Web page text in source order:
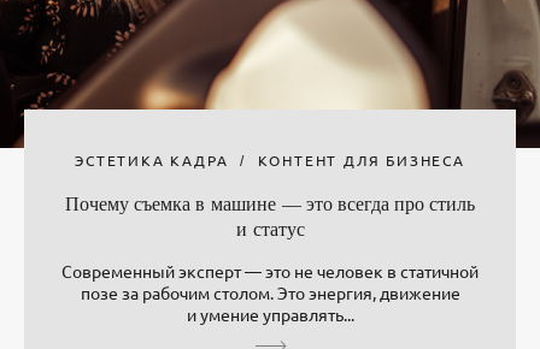
ЭСТЕТИКА КАДРА КОНТЕНТ ДЛЯ БИЗНЕСА
Почему съемка в машине — это всегда про стиль
и статус
Современный эксперт — это не человек в статичной
позе за рабочим столом. Это энергия, движение
и умение управлять...